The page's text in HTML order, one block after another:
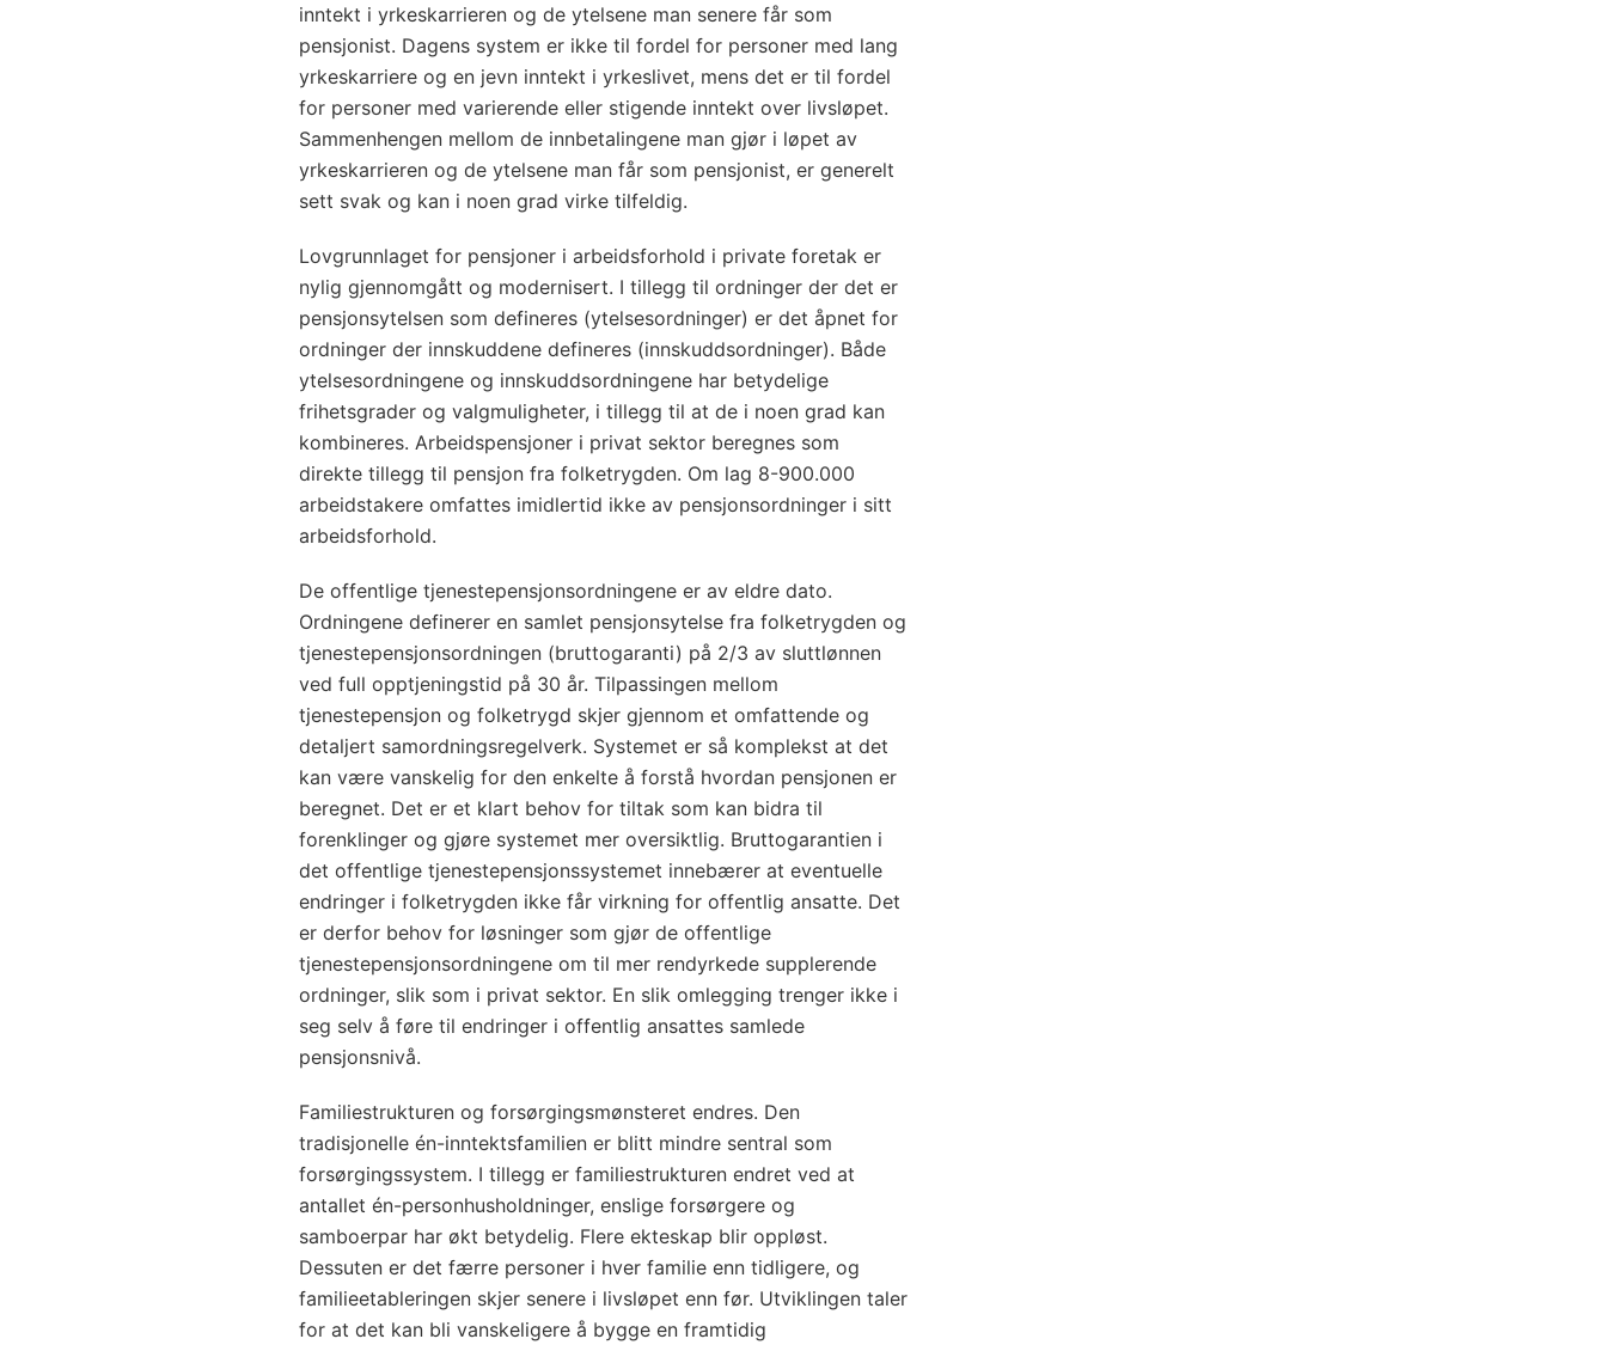
inntekt i yrkeskarrieren og de ytelsene man senere får som
pensjonist. Dagens system er ikke til fordel for personer med lang
yrkeskarriere og en jevn inntekt i yrkeslivet, mens det er til fordel
for personer med varierende eller stigende inntekt over livsløpet.
Sammenhengen mellom de innbetalingene man gjør i løpet av
yrkeskarrieren og de ytelsene man får som pensjonist, er generelt
sett svak og kan i noen grad virke tilfeldig.
Lovgrunnlaget for pensjoner i arbeidsforhold i private foretak er
nylig gjennomgått og modernisert. I tillegg til ordninger der det er
pensjonsytelsen som defineres (ytelsesordninger) er det åpnet for
ordninger der innskuddene defineres (innskuddsordninger). Både
ytelsesordningene og innskuddsordningene har betydelige
frihetsgrader og valgmuligheter, i tillegg til at de i noen grad kan
kombineres. Arbeidspensjoner i privat sektor beregnes som
direkte tillegg til pensjon fra folketrygden. Om lag 8-900.000
arbeidstakere omfattes imidlertid ikke av pensjonsordninger i sitt
arbeidsforhold.
De offentlige tjenestepensjonsordningene er av eldre dato.
Ordningene definerer en samlet pensjonsytelse fra folketrygden og
tjenestepensjonsordningen (bruttogaranti) på 2/3 av sluttlønnen
ved full opptjeningstid på 30 år. Tilpassingen mellom
tjenestepensjon og folketrygd skjer gjennom et omfattende og
detaljert samordningsregelverk. Systemet er så komplekst at det
kan være vanskelig for den enkelte å forstå hvordan pensjonen er
beregnet. Det er et klart behov for tiltak som kan bidra til
forenklinger og gjøre systemet mer oversiktlig. Bruttogarantien i
det offentlige tjenestepensjonssystemet innebærer at eventuelle
endringer i folketrygden ikke får virkning for offentlig ansatte. Det
er derfor behov for løsninger som gjør de offentlige
tjenestepensjonsordningene om til mer rendyrkede supplerende
ordninger, slik som i privat sektor. En slik omlegging trenger ikke i
seg selv å føre til endringer i offentlig ansattes samlede
pensjonsnivå.
Familiestrukturen og forsørgingsmønsteret endres. Den
tradisjonelle én-inntektsfamilien er blitt mindre sentral som
forsørgingssystem. I tillegg er familiestrukturen endret ved at
antallet én-personhusholdninger, enslige forsørgere og
samboerpar har økt betydelig. Flere ekteskap blir oppløst.
Dessuten er det færre personer i hver familie enn tidligere, og
familie­etableringen skjer senere i livsløpet enn før. Utviklingen taler
for at det kan bli vanskeligere å bygge en framtidig